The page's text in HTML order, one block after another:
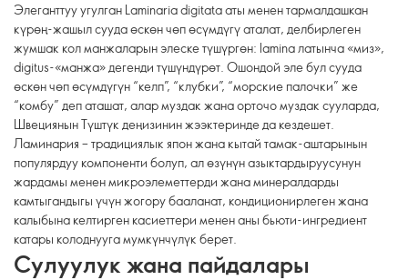
Элеганттуу угулган Laminaria digitata аты менен тармалдашкан
күрөң-жашыл сууда өскөн чөп өсүмдүгү аталат, делбирлеген
жумшак кол манжаларын элеске түшүргөн: lamina латынча «миз»,
digitus-«манжа» дегенди түшүндүрөт. Ошондой эле бул сууда
өскөн чөп өсүмдүгүн “келп”, “клубки”, “морские палочки” же
“комбу” деп аташат, алар муздак жана орточо муздак сууларда,
Швециянын Түштүк деңизинин жээктеринде да кездешет.
Ламинария – традициялык япон жана кытай тамак-аштарынын
популярдуу компоненти болуп, ал өзүнүн азыктардыруусунун
жардамы менен микроэлеметтерди жана минералдарды
камтыгандыгы үчүн жогору бааланат, кондиционирлеген жана
калыбына келтирген касиеттери менен аны бьюти-ингредиент
катары колоднууга мумкүнчүлүк берет.
Сулуулук жана пайдалары